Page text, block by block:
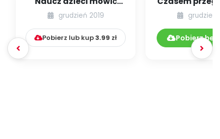
„dzień dobry” bez
przypominania...
grudzień 2019
Pobierz lub kup3.99 zł
ale się nie
grudzień
Pobierz